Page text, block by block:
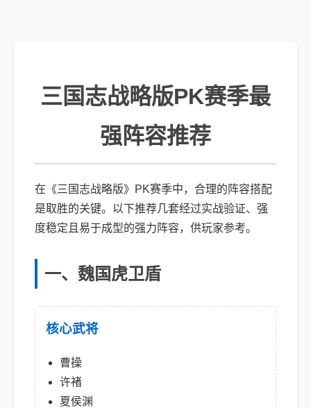
三国志战略版PK赛季最
强阵容推荐
在《三国志战略版》PK赛季中，合理的阵容搭配
是取胜的关键。以下推荐几套经过实战验证、强
度稳定且易于成型的强力阵容，供玩家参考。
一、魏国虎卫盾
核心武将
曹操
许褚
夏侯渊